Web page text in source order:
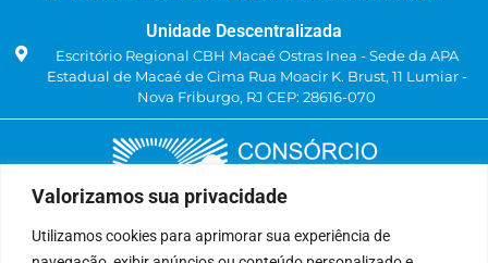
Valorizamos sua privacidade
Utilizamos cookies para aprimorar sua experiência de
Unidade Descentralizada
Escritório Regional CBH Macaé Ostras Inea - Sede da APA
Estadual de Macaé de Cima Rua Moacir K. Brust, 11 Lumiar -
Nova Friburgo, RJ CEP: 28616-070